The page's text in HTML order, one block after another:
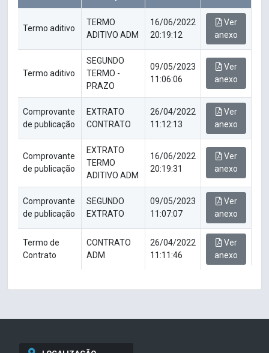
Termo aditivo
TERMO
ADITIVO ADM
16/06/2022
20:19:12
Ver
anexo
Termo aditivo
SEGUNDO
TERMO -
PRAZO
09/05/2023
11:06:06
Ver
anexo
Comprovante
de publicação
EXTRATO
CONTRATO
26/04/2022
11:12:13
Ver
anexo
Comprovante
de publicação
EXTRATO
TERMO
ADITIVO ADM
16/06/2022
20:19:31
Ver
anexo
Comprovante
de publicação
SEGUNDO
EXTRATO
09/05/2023
11:07:07
Ver
anexo
Termo de
Contrato
CONTRATO
ADM
26/04/2022
11:11:46
Ver
anexo